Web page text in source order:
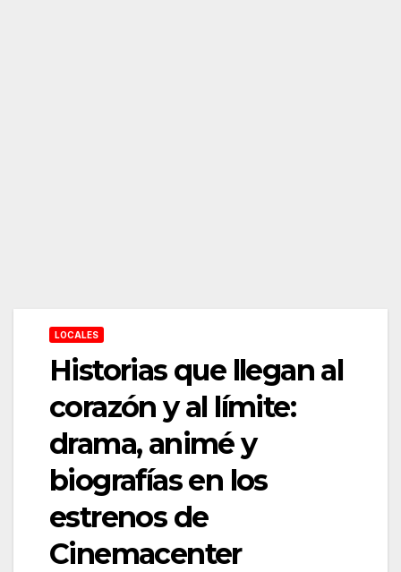
LOCALES
Historias que llegan al
corazón y al límite:
drama, animé y
biografías en los
estrenos de
Cinemacenter